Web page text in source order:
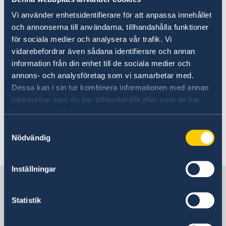
Vi använder enhetsidentifierare för att anpassa innehållet
och annonserna till användarna, tillhandahålla funktioner
för sociala medier och analysera vår trafik. Vi
vidarebefordrar även sådana identifierare och annan
information från din enhet till de sociala medier och
annons- och analysföretag som vi samarbetar med.
Dessa kan i sin tur kombinera informationen med annan
information som du har tillhandahållit eller som de har
Nödvändig
Inställningar
Statistik
Lokala lagar och sedvänjor
Kriminalitet och personlig säkerhet
Trafiksäkerhet och resor i landet
Terrorism
Turistattraktioner
Överföring av pengar
Svenska företag i utlandet
Anmäla handelshinder
peruanska konsulatet i Sverige.
Resa med husdjur
Här finns grundläggande information som
gäller för alla länder. I vissa länder gäller
dessutom ytterligare villkor. Kontakta ansvarig